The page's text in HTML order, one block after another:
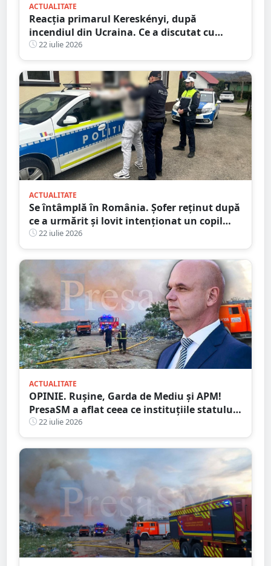
ACTUALITATE
Reacția primarul Kereskényi, după
incendiul din Ucraina. Ce a discutat cu
omologul din Beregovo
22 iulie 2026
ACTUALITATE
Se întâmplă în România. Șofer reținut după
ce a urmărit și lovit intenționat un copil
aflat pe trotinetă
22 iulie 2026
ACTUALITATE
OPINIE. Rușine, Garda de Mediu și APM!
PresaSM a aflat ceea ce instituțiile statului
nu au fost în stare să descopere. Dacă asta
înseamnă protecția mediului, atunci să
plece acasă!
22 iulie 2026